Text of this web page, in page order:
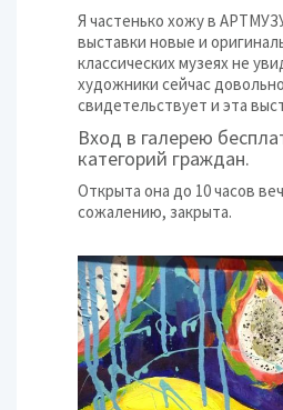
Я частенько хожу в
выставки новые и
классических музеях не
художники сейчас
свидетельствует и эта
Вход в галерею
категорий граждан.
Открыта она до 10 часов
сожалению, закрыта.